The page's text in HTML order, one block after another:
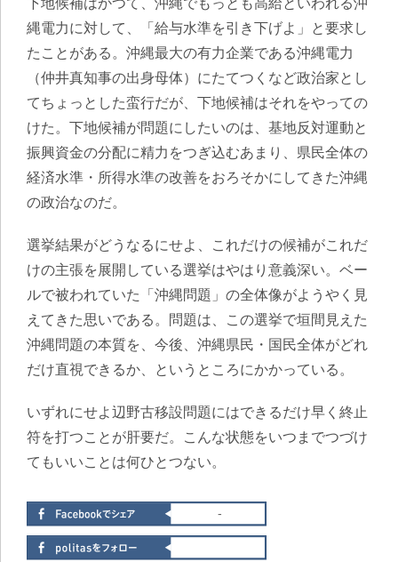
下地候補はかつて、沖縄でもっとも高給といわれる沖
縄電力に対して、「給与水準を引き下げよ」と要求し
たことがある。沖縄最大の有力企業である沖縄電力
（仲井真知事の出身母体）にたてつくなど政治家とし
てちょっとした蛮行だが、下地候補はそれをやっての
けた。下地候補が問題にしたいのは、基地反対運動と
振興資金の分配に精力をつぎ込むあまり、県民全体の
経済水準・所得水準の改善をおろそかにしてきた沖縄
の政治なのだ。
選挙結果がどうなるにせよ、これだけの候補がこれだ
けの主張を展開している選挙はやはり意義深い。ベー
ルで被われていた「沖縄問題」の全体像がようやく見
えてきた思いである。問題は、この選挙で垣間見えた
沖縄問題の本質を、今後、沖縄県民・国民全体がどれ
だけ直視できるか、というところにかかっている。
いずれにせよ辺野古移設問題にはできるだけ早く終止
符を打つことが肝要だ。こんな状態をいつまでつづけ
てもいいことは何ひとつない。
-